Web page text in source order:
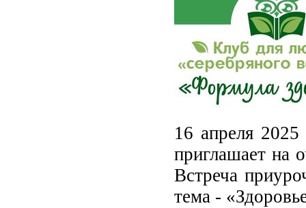
16 апреля
приглашает на
Встреча
тема -